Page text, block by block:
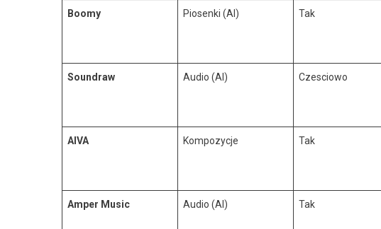
Boomy Piosenki (AI) Tak
Soundraw Audio (AI) Czesciowo
AIVA Kompozycje Tak
Amper Music Audio (AI) Tak